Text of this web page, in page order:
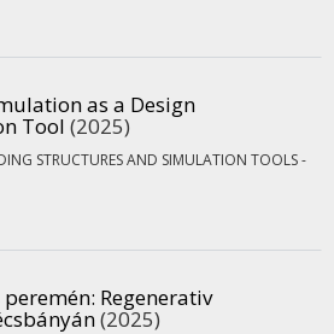
as a Design
Tool (2025)
STRUCTURES AND SIMULATION TOOLS -
peremén: Regenerativ
(2025)